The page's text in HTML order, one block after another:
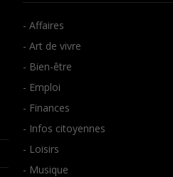
- Affaires
- Art de vivre
- Bien-être
- Emploi
- Finances
- Infos citoyennes
- Loisirs
- Musique